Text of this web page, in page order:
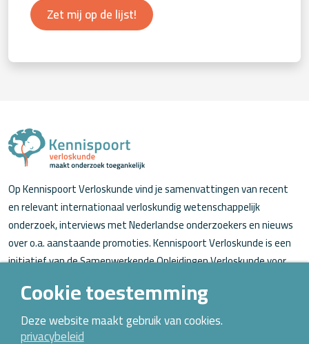
Zet mij op de lijst!
Op Kennispoort Verloskunde vind je samenvattingen van recent
en relevant internationaal verloskundig wetenschappelijk
onderzoek, interviews met Nederlandse onderzoekers en nieuws
over o.a. aanstaande promoties. Kennispoort Verloskunde is een
initiatief van de Samenwerkende Opleidingen Verloskunde voor
Over Kennispoort Verloskunde
Contact
Cookie toestemming
Deze website maakt gebruik van cookies.
privacybeleid